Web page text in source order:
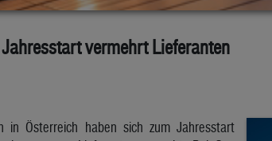
vermehrt Lieferanten
in Österreich haben sich zum Jahresstart